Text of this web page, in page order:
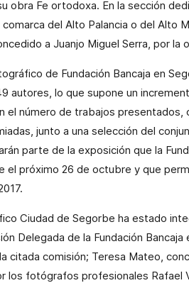
obra Fe ortodoxa. En la sección
del Alto Palancia o del Alto
a Juanjo Miguel Serra, por la
de Fundación Bancaja en
autores, lo que supone un
el número de trabajos presentados,
junto a una selección del
parte de la exposición que la
el próximo 26 de octubre y que
Ciudad de Segorbe ha estado
Delegada de la Fundación Bancaja
citada comisión; Teresa Mateo,
los fotógrafos profesionales Rafael